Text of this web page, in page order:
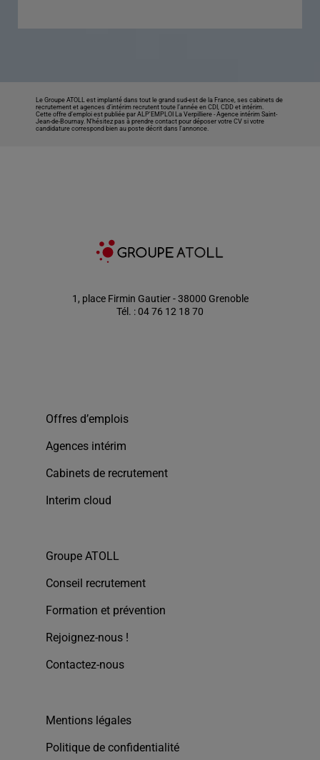
Le Groupe ATOLL est implanté dans tout le grand sud-est de la France, ses cabinets de
recrutement et agences d’intérim recrutent toute l’année en CDI, CDD et intérim.
Cette offre d’emploi est publiée par ALP'EMPLOI La Verpilliere -Agence intérim Saint-
Jean-de-Bournay. N’hésitez pas à prendre contact pour déposer votre CV si votre
candidature correspond bien au poste décrit dans l'annonce.
1, place Firmin Gautier - 38000 Grenoble
Tél. : 04 76 12 18 70
Offres d’emplois
Agences intérim
Cabinets de recrutement
Interim cloud
Groupe ATOLL
Conseil recrutement
Formation et prévention
Rejoignez-nous !
Contactez-nous
Mentions légales
Politique de confidentialité